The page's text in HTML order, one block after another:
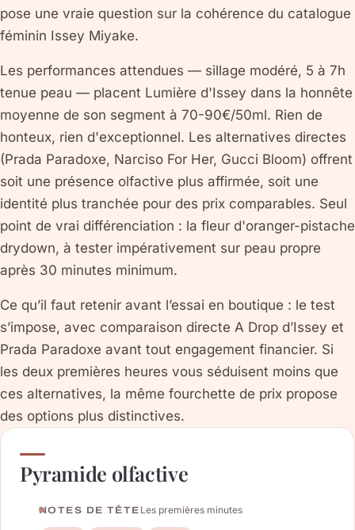
pose une vraie question sur la cohérence du catalogue
féminin Issey Miyake.
Les performances attendues — sillage modéré, 5 à 7h
tenue peau — placent Lumière d'Issey dans la honnête
moyenne de son segment à 70-90€/50ml. Rien de
honteux, rien d'exceptionnel. Les alternatives directes
(Prada Paradoxe, Narciso For Her, Gucci Bloom) offrent
soit une présence olfactive plus affirmée, soit une
identité plus tranchée pour des prix comparables. Seul
point de vrai différenciation : la fleur d'oranger-pistache
drydown, à tester impérativement sur peau propre
après 30 minutes minimum.
Ce qu’il faut retenir avant l’essai en boutique : le test
s’impose, avec comparaison directe A Drop d’Issey et
Prada Paradoxe avant tout engagement financier. Si
les deux premières heures vous séduisent moins que
ces alternatives, la même fourchette de prix propose
des options plus distinctives.
Pyramide olfactive
NOTES DE TÊTE Les premières minutes